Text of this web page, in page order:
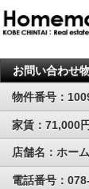
お問い合わせ
物件番号：
家賃：71,000
店舗名：ホー
電話番号：